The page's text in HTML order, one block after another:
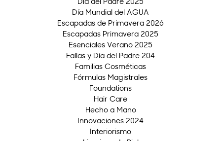
Día Mundial del AGUA
Escapadas de Primavera 2026
Escapadas Primavera 2025
Esenciales Verano 2025
Fallas y Día del Padre 204
Familias Cosméticas
Fórmulas Magistrales
Foundations
Hair Care
Hecho a Mano
Innovaciones 2024
Interiorismo